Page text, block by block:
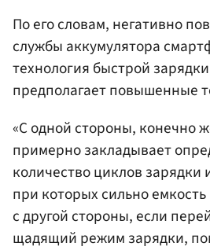
По его словам, негативно
службы аккумулятора
технология быстрой
предполагает повышенные
«С одной стороны, конечно
примерно закладывает
количество циклов зарядки
при которых сильно
с другой стороны, если
щадящий режим зарядки,